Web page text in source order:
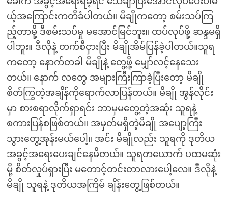
ယ့်အကြောင်းကတိခံပါတယ်။ မိချိုကတော့ စမ်းသပ်ကြ
ည့်တာမို့ ဒီစမ်းသပ်မှု မအောင်မြင်ဘူး။ ထပ်လုပ်ဖို့ ဆန္ဒမရှိ
ပါဘူး။ ဒီလိုနဲ့ တက်စီငှားပြီး မိချိုအိမ်ပြန်ခဲ့ပါတယ်။သူရ
ကတော့ နောက်တခါ မိချိုနဲ့ တွေ့ဖို့ မျှော်လင့်နေသေး
တယ်။ နောက် လတွေ အများကြီးကြာခဲ့ပြီးတော့ မိချို
စိတ်ကြွတဲ့အချိန်ကိုရောက်လာပြန်တယ်။ မိချို အွန်လိုင်း
မှာ စားစရာလိုက်ရှာရင်း ဘာမှမတွေ့တဲ့အဆုံး သူရနဲ့
စကားပြန်စဖြစ်တယ်။ အမှတ်မရှိတဲ့မိချို အပျော့ကြီး
သွားတွေ့အုန်းမယ်ပေါ့။ အင်း မိချိုလည်း သူရကို ဒုတိယ
အခွင့်အရေးပေးချင်နေမိတယ်။ သူရတယောက် ပထမဆုံး
မို့ စိတ်လှုပ်ရှားပြီး မတောင့်တင်းတာလားပေါ့လေ။ ဒီလိုနဲ့
မိချို သူရနဲ့ ဒုတိယအကြိမ် ချိန်းတွေ့ဖြစ်တယ်။